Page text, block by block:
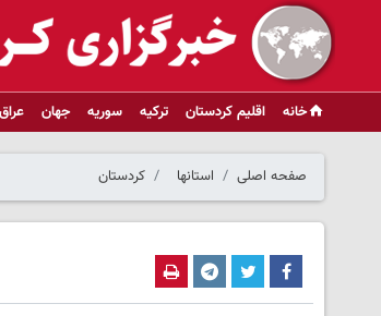
خانه اقلیم کردستان ترکیه سوریه جهان عراق
صفحه اصلی استانها کردستان